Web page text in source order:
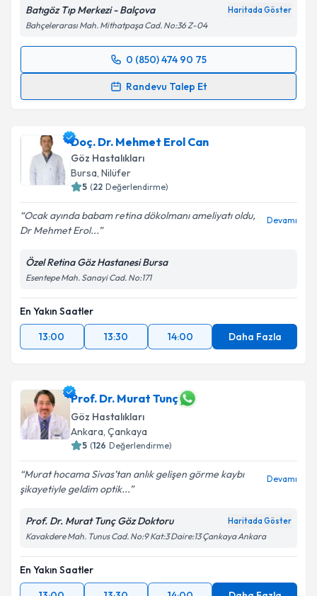
Batıgöz Tıp Merkezi - Balçova Haritada Göster
Bahçelerarası Mah. Mithatpaşa Cad. No:36 Z-04
0 (850) 474 90 75
Randevu Talep Et
Randevu Takvimi Talebi
takvim hazırlandığında e-posta ile bilgilendireceğiz.
E-posta Adresiniz
kapsamda işlenmesini kabul ediyorum.
Doç. Dr. Mehmet Erol Can
Göz Hastalıkları
Bursa, Nilüfer
5 (22 Değerlendirme)
Ocak ayında babam retina dökolmanı ameliyatı oldu,
Dr Mehmet Erol...
Devamı
Özel Retina Göz Hastanesi Bursa
Esentepe Mah. Sanayi Cad. No:171
En Yakın Saatler
13:00
13:30 14:00 Daha Fazla
Prof. Dr. Murat Tunç
Göz Hastalıkları
Ankara, Çankaya
5 (126 Değerlendirme)
Murat hocama Sivas’tan anlık gelişen görme kaybı
şikayetiyle geldim optik...
Devamı
Prof. Dr. Murat Tunç Göz Doktoru Haritada Göster
Kavakdere Mah. Tunus Cad. No:9 Kat:3 Daire:13 Çankaya Ankara
En Yakın Saatler